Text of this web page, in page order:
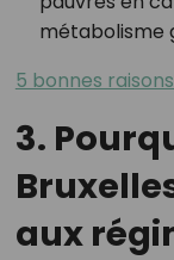
métabolisme
5 bonnes
3.
aux